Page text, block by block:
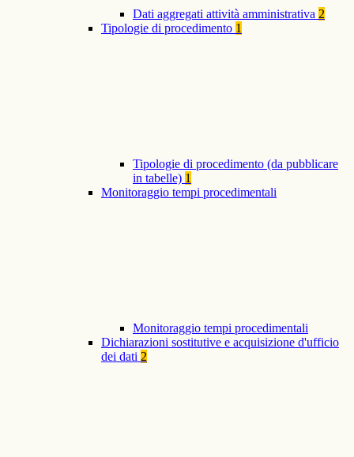
Dati aggregati attività amministrativa 2
Tipologie di procedimento 1
Tipologie di procedimento (da pubblicare
in tabelle) 1
Monitoraggio tempi procedimentali
Monitoraggio tempi procedimentali
Dichiarazioni sostitutive e acquisizione d'ufficio
dei dati 2